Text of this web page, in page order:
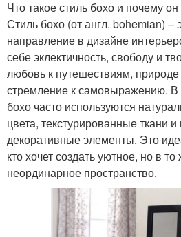
Что такое стиль бохо и почему
Стиль бохо (от англ. bohemian) –
направление в дизайне
себе эклектичность, свободу и
любовь к путешествиям, природе
стремление к самовыражению. В
бохо часто используются
цвета, текстурированные ткани
декоративные элементы. Это
кто хочет создать уютное, но в
неординарное пространство.